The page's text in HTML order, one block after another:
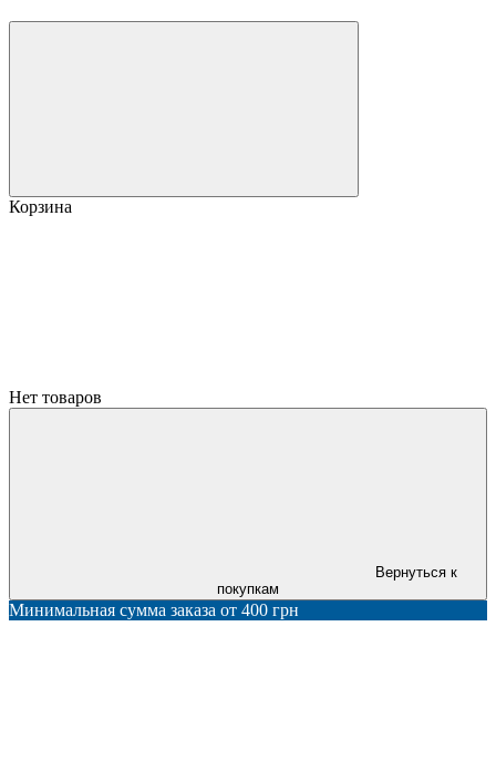
Корзина
Нет товаров
Вернуться к
покупкам
Минимальная сумма заказа от 400 грн